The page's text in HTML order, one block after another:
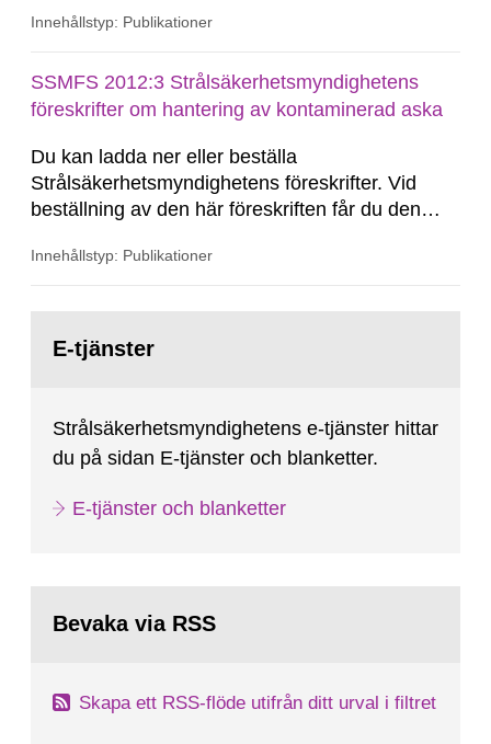
Innehållstyp: Publikationer
SSMFS 2012:3 Strålsäkerhetsmyndighetens
föreskrifter om hantering av kontaminerad aska
Du kan ladda ner eller beställa
Strålsäkerhetsmyndighetens föreskrifter. Vid
beställning av den här föreskriften får du den
Konsoliderad version är en version av
senast gällande...
Innehållstyp: Publikationer
sida:E-tjänster
Strålsäkerhetsmyndighetens e-tjänster hittar
du på sidan E-tjänster och blanketter.
E-tjänster och blanketter
Bevaka via RSS
Skapa ett RSS-flöde utifrån ditt urval i filtret